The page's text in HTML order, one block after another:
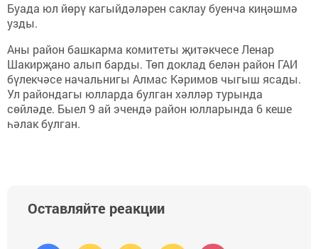
Буада юл йөрү кагыйдәләрен саклау буенча киңәшмә
узды.
Аны район башкарма комитеты җитәкчесе Ленар
Шакирҗано алып барды. Төп доклад белән район ГАИ
бүлекчәсе начальнигы Алмас Кәримов чыгыш ясады.
Ул райондагы юлларда булган хәлләр турында
сөйләде. Быел 9 ай эчендә район юлларында 6 кеше
һәлак булган.
Оставляйте реакции